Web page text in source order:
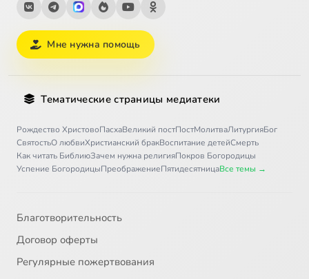
Мне нужна помощь
Тематические страницы медиатеки
Рождество ХристовоПасхаВеликий постПостМолитваЛитургияБог
СвятостьО любвиХристианский бракВоспитание детейСмерть
Как читать БиблиюЗачем нужна религияПокров Богородицы
Успение БогородицыПреображениеПятидесятницаВсе темы →
Благотворительность
Договор оферты
Регулярные пожертвования